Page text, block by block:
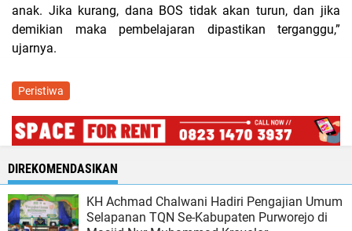
anak. Jika kurang, dana BOS tidak akan turun, dan jika
demikian maka pembelajaran dipastikan terganggu,”
ujarnya.
Peristiwa
DIREKOMENDASIKAN
KH Achmad Chalwani Hadiri Pengajian Umum
Selapanan TQN Se-Kabupaten Purworejo di